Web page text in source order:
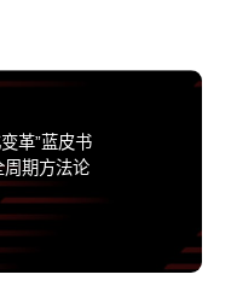
革”蓝皮书
周期方法论